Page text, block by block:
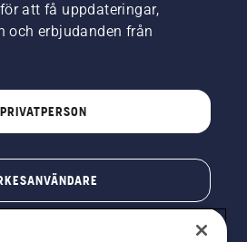
att få uppdateringar,
och erbjudanden från
PRIVATPERSON